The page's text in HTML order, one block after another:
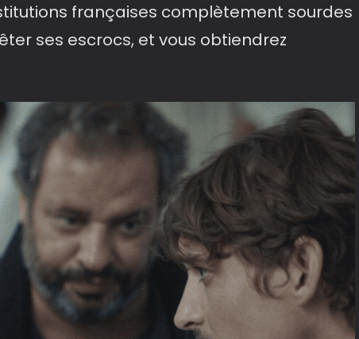
françaises complètement sourdes
ses escrocs, et vous obtiendrez